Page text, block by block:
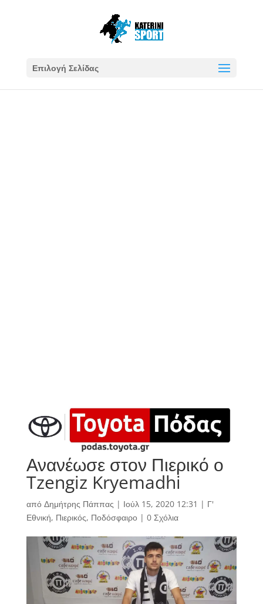
Επιλογή Σελίδας
Ανανέωσε στον Πιερικό ο
Tzengiz Kryemadhi
από Δημήτρης Πάππας | Ιούλ 15, 2020 12:31 | Γ'
Εθνική, Πιερικός, Ποδόσφαιρο| 0 Σχόλια